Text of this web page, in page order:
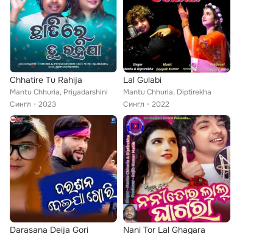
Chhatire Tu Rahija
Mantu Chhuria, Priyadarshini
Сингл
2023
Lal Gulabi
Mantu Chhuria, Diptirekha
Сингл
2022
Darasana Deija Gori Nani Tor Lal Ghagara